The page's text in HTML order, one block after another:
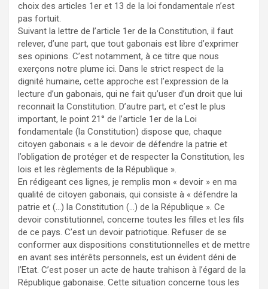
choix des articles 1er et 13 de la loi fondamentale n’est
pas fortuit.
Suivant la lettre de l’article 1er de la Constitution, il faut
relever, d’une part, que tout gabonais est libre d’exprimer
ses opinions. C’est notamment, à ce titre que nous
exerçons notre plume ici. Dans le strict respect de la
dignité humaine, cette approche est l’expression de la
lecture d’un gabonais, qui ne fait qu’user d’un droit que lui
reconnait la Constitution. D’autre part, et c’est le plus
important, le point 21° de l’article 1er de la Loi
fondamentale (la Constitution) dispose que, chaque
citoyen gabonais « a le devoir de défendre la patrie et
l’obligation de protéger et de respecter la Constitution, les
lois et les règlements de la République ».
En rédigeant ces lignes, je remplis mon « devoir » en ma
qualité de citoyen gabonais, qui consiste à « défendre la
patrie et (…) la Constitution (…) de la République ». Ce
devoir constitutionnel, concerne toutes les filles et les fils
de ce pays. C’est un devoir patriotique. Refuser de se
conformer aux dispositions constitutionnelles et de mettre
en avant ses intérêts personnels, est un évident déni de
l’Etat. C’est poser un acte de haute trahison à l’égard de la
République gabonaise. Cette situation concerne tous les